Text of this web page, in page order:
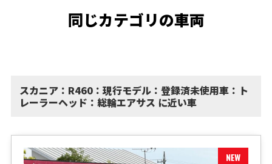
同じカテゴリの車両
スカニア：R460：現行モデル：登録済未使用車：ト
レーラーヘッド：総輪エアサス に近い車